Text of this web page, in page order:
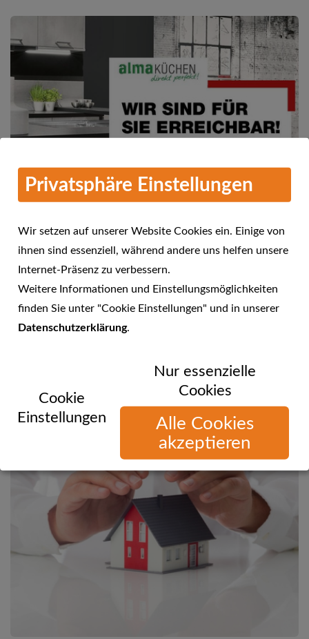
alma KÜCHEN - Wir sind für Sie
erreichbar!
24.04.2021
Privatsphäre Einstellungen
Wir setzen auf unserer Website Cookies ein. Einige von
ihnen sind essenziell, während andere uns helfen unsere
Internet-Präsenz zu verbessern.
Weitere Informationen und Einstellungsmöglichkeiten
finden Sie unter "Cookie Einstellungen" und in unserer
Datenschutzerklärung.
Cookie
Einstellungen
Nur essenzielle
Cookies
Alle Cookies
akzeptieren